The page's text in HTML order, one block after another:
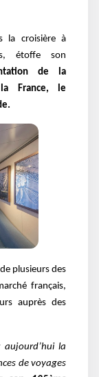
la croisière à
étoffe son
de la
France, le
plusieurs des
français,
auprès des
aujourd’hui la
de voyages